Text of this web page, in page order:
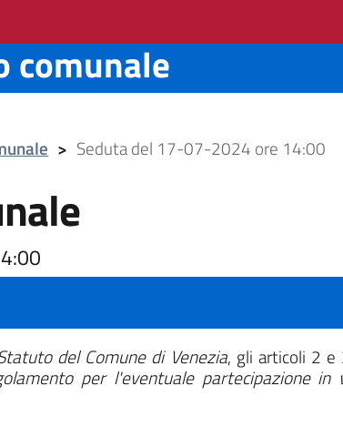
comunale
> Seduta del 17-07-2024 ore 14:00
del Comune di Venezia, gli articoli 2 e
per l'eventuale partecipazione in